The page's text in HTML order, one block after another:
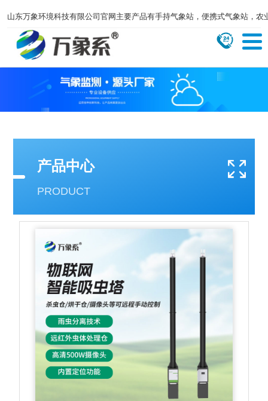
山东万象环境科技有限公司官网主要产品有手持气象站，便携式气象站，
产品中心
PRODUCT